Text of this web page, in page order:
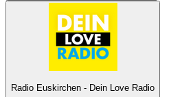
Radio Euskirchen - Dein Love Radio